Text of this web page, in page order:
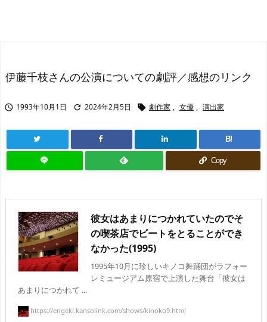
伊藤千枝さんの公演についての劇評／感想のリンク
 1993年10月1日  2024年2月5日  劇作家 , 女優 , 演出家
B!
Copy
彼女はあまりにつかれていたのでそ
の喫茶店でビートをとることができ
なかった(1995)
1995年10月に珍しいキノコ舞踊団がラフォー
レミュージアム原宿で上演した舞台「彼女は
あまりにつかれて ...
https://engeki.kansolink.com/shows/kinoko9.html